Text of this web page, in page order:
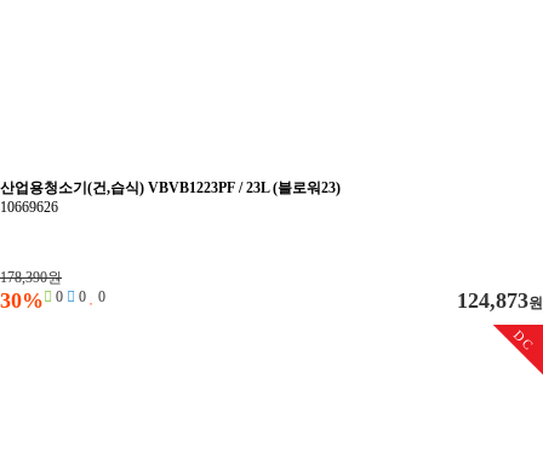
산업용청소기(건,습식) VBVB1223PF / 23L (블로워23)
10669626
178,390원
30% 124,873원
0 0 0
DC